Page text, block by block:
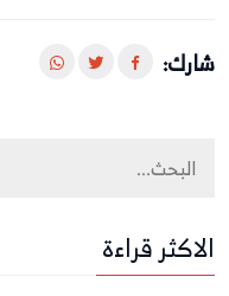
شارك:
الاكثر قراءة